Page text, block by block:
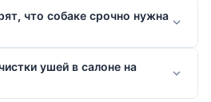
что собаке срочно нужна
ушей в салоне на